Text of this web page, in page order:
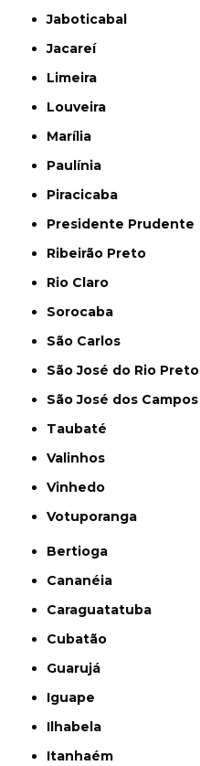
Jaboticabal
Jacareí
Limeira
Louveira
Marília
Paulínia
Piracicaba
Presidente Prudente
Ribeirão Preto
Rio Claro
Sorocaba
São Carlos
São José do Rio Preto
São José dos Campos
Taubaté
Valinhos
Vinhedo
Votuporanga
Bertioga
Cananéia
Caraguatatuba
Cubatão
Guarujá
Iguape
Ilhabela
Itanhaém